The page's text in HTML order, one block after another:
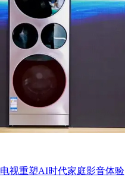
视重塑AI时代家庭影音体验